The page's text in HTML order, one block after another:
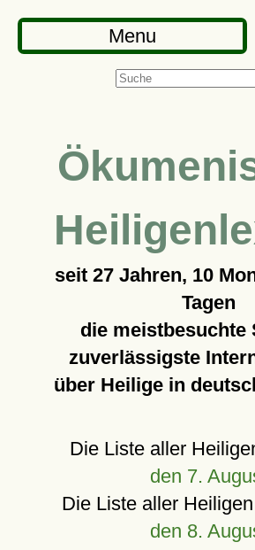
Menu
seit 27 Jahren, 10
Tagen
die meistbesuchte
zuverlässigste
über Heilige in
Die Liste aller
den 7.
Die Liste aller
den 8.